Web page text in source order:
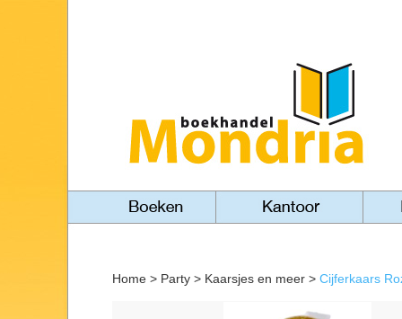
Home > Party > Kaarsjes en meer > Cijferkaars